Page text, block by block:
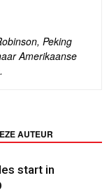
Peking
Amerikaanse
AUTEUR
start in